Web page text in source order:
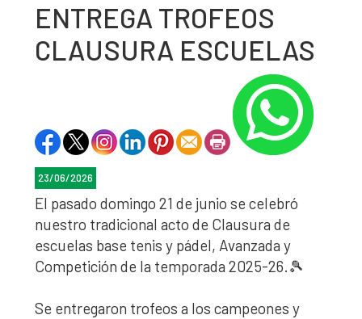
ENTREGA TROFEOS
CLAUSURA ESCUELAS
23/06/2026
El pasado domingo 21 de junio se celebró
nuestro tradicional acto de Clausura de
escuelas base tenis y pádel, Avanzada y
Competición de la temporada 2025-26.🎾
Se entregaron trofeos a los campeones y